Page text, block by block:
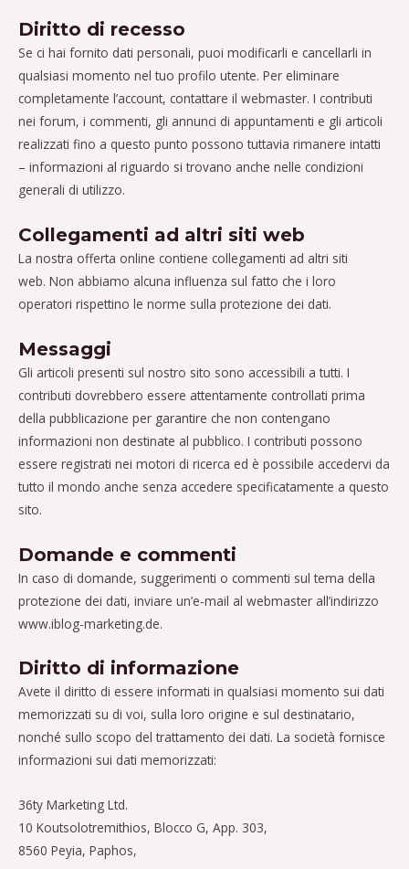
Diritto di recesso
Se ci hai fornito dati personali, puoi modificarli e cancellarli in
qualsiasi momento nel tuo profilo utente. Per eliminare
completamente l’account, contattare il webmaster. I contributi
nei forum, i commenti, gli annunci di appuntamenti e gli articoli
realizzati fino a questo punto possono tuttavia rimanere intatti
– informazioni al riguardo si trovano anche nelle condizioni
generali di utilizzo.
Collegamenti ad altri siti web
La nostra offerta online contiene collegamenti ad altri siti
web. Non abbiamo alcuna influenza sul fatto che i loro
operatori rispettino le norme sulla protezione dei dati.
Messaggi
Gli articoli presenti sul nostro sito sono accessibili a tutti. I
contributi dovrebbero essere attentamente controllati prima
della pubblicazione per garantire che non contengano
informazioni non destinate al pubblico. I contributi possono
essere registrati nei motori di ricerca ed è possibile accedervi da
tutto il mondo anche senza accedere specificatamente a questo
sito.
Domande e commenti
In caso di domande, suggerimenti o commenti sul tema della
protezione dei dati, inviare un’e-mail al webmaster all’indirizzo
www.iblog-marketing.de.
Diritto di informazione
Avete il diritto di essere informati in qualsiasi momento sui dati
memorizzati su di voi, sulla loro origine e sul destinatario,
nonché sullo scopo del trattamento dei dati. La società fornisce
informazioni sui dati memorizzati:
36ty Marketing Ltd.
10 Koutsolotremithios, Blocco G, App. 303,
8560 Peyia, Paphos,